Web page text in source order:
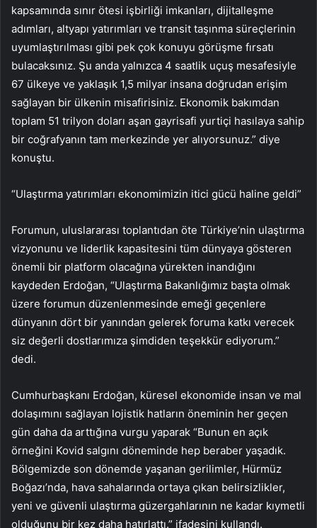
kapsamında sınır ötesi işbirliği imkanları, dijitalleşme
adımları, altyapı yatırımları ve transit taşınma süreçlerinin
uyumlaştırılması gibi pek çok konuyu görüşme fırsatı
bulacaksınız. Şu anda yalnızca 4 saatlik uçuş mesafesiyle
67 ülkeye ve yaklaşık 1,5 milyar insana doğrudan erişim
sağlayan bir ülkenin misafirisiniz. Ekonomik bakımdan
toplam 51 trilyon doları aşan gayrisafi yurtiçi hasılaya sahip
bir coğrafyanın tam merkezinde yer alıyorsunuz.” diye
konuştu.
“Ulaştırma yatırımları ekonomimizin itici gücü haline geldi”
Forumun, uluslararası toplantıdan öte Türkiye’nin ulaştırma
vizyonunu ve liderlik kapasitesini tüm dünyaya gösteren
önemli bir platform olacağına yürekten inandığını
kaydeden Erdoğan, “Ulaştırma Bakanlığımız başta olmak
üzere forumun düzenlenmesinde emeği geçenlere
dünyanın dört bir yanından gelerek foruma katkı verecek
siz değerli dostlarımıza şimdiden teşekkür ediyorum.”
dedi.
Cumhurbaşkanı Erdoğan, küresel ekonomide insan ve mal
dolaşımını sağlayan lojistik hatların öneminin her geçen
gün daha da arttığına vurgu yaparak “Bunun en açık
örneğini Kovid salgını döneminde hep beraber yaşadık.
Bölgemizde son dönemde yaşanan gerilimler, Hürmüz
Boğazı’nda, hava sahalarında ortaya çıkan belirsizlikler,
yeni ve güvenli ulaştırma güzergahlarının ne kadar kıymetli
olduğunu bir kez daha hatırlattı.” ifadesini kullandı.